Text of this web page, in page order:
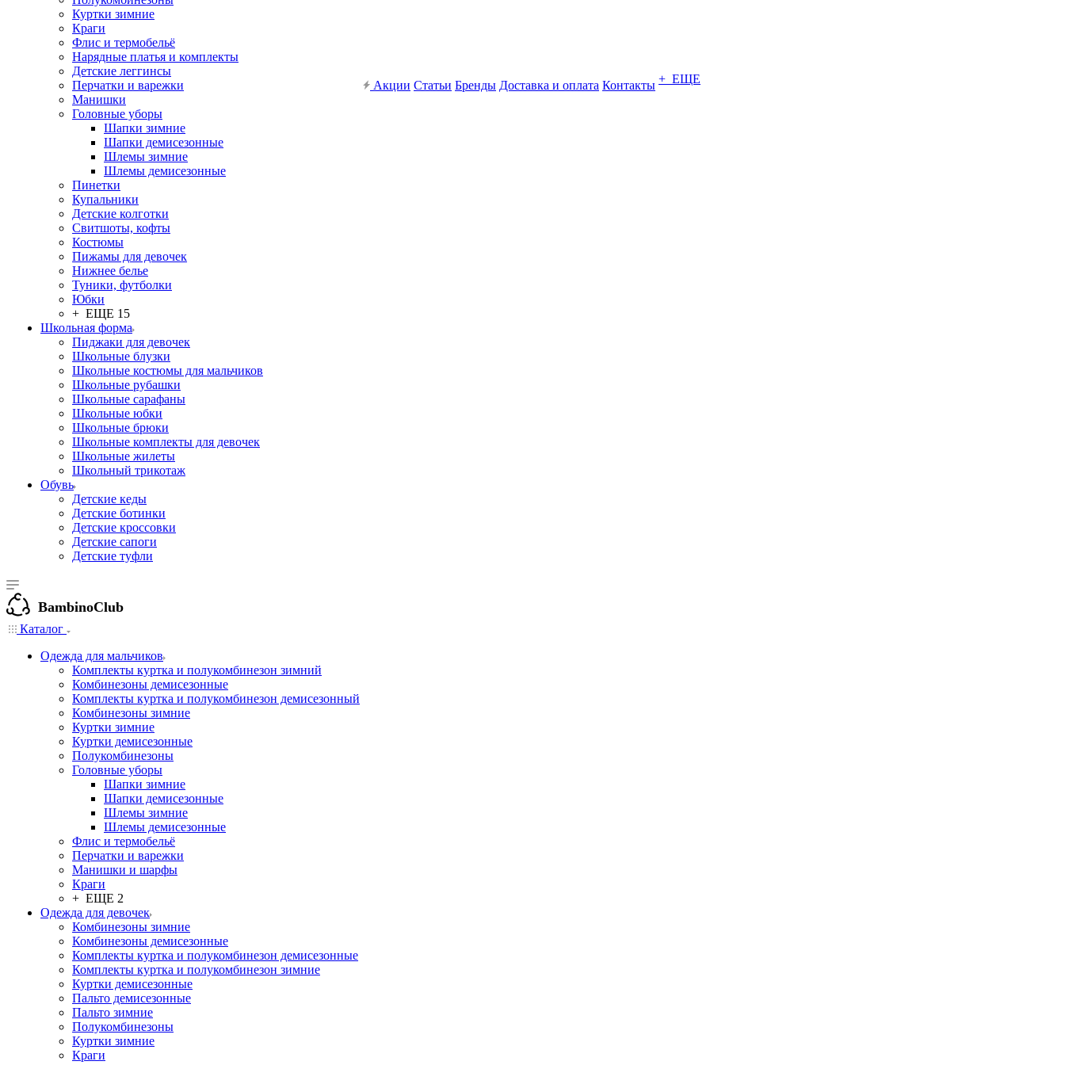
Куртки зимние
Краги
Флис и термобельё
Нарядные платья и комплекты
Детские леггинсы
Перчатки и варежки
Манишки
Головные уборы
Шапки зимние
Шапки демисезонные
Шлемы зимние
Шлемы демисезонные
Пинетки
Купальники
Детские колготки
Свитшоты, кофты
Костюмы
Пижамы для девочек
Нижнее белье
Туники, футболки
Юбки
+ ЕЩЕ 15
Школьная форма
Пиджаки для девочек
Школьные блузки
Школьные костюмы для мальчиков
Школьные рубашки
Школьные сарафаны
Школьные юбки
Школьные брюки
Школьные комплекты для девочек
Школьные жилеты
Школьный трикотаж
Обувь
Детские кеды
Детские ботинки
Детские кроссовки
Детские сапоги
Детские туфли
Акции Статьи Бренды Доставка и оплата Контакты + ЕЩЕ
BambinoClub
Каталог
Одежда для мальчиков
Комплекты куртка и полукомбинезон зимний
Комбинезоны демисезонные
Комплекты куртка и полукомбинезон демисезонный
Комбинезоны зимние
Куртки зимние
Куртки демисезонные
Полукомбинезоны
Головные уборы
Шапки зимние
Шапки демисезонные
Шлемы зимние
Шлемы демисезонные
Флис и термобельё
Перчатки и варежки
Манишки и шарфы
Краги
+ ЕЩЕ 2
Одежда для девочек
Комбинезоны зимние
Комбинезоны демисезонные
Комплекты куртка и полукомбинезон демисезонные
Комплекты куртка и полукомбинезон зимние
Куртки демисезонные
Пальто демисезонные
Пальто зимние
Полукомбинезоны
Куртки зимние
Краги